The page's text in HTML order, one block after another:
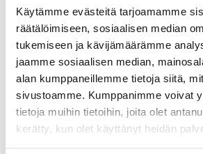
Käytämme evästeitä tarjoamamme
räätälöimiseen, sosiaalisen median
tukemiseen ja kävijämäärämme
jaamme sosiaalisen median,
alan kumppaneillemme tietoja siitä,
sivustoamme. Kumppanimme voivat
tietoja muihin tietoihin, joita olet
kerätty, kun olet käyttänyt heidän
Hirviseuran ammunnan
Tervon
Pohjois-Savo
0440499400